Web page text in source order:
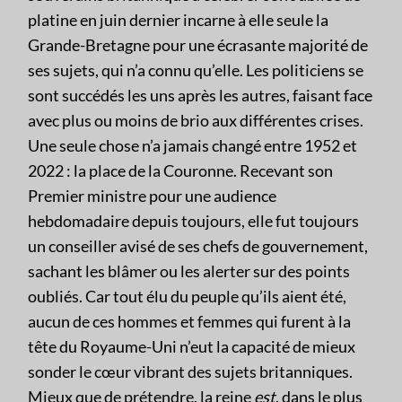
platine en juin dernier incarne à elle seule la
Grande-Bretagne pour une écrasante majorité de
ses sujets, qui n’a connu qu’elle. Les politiciens se
sont succédés les uns après les autres, faisant face
avec plus ou moins de brio aux différentes crises.
Une seule chose n’a jamais changé entre 1952 et
2022 : la place de la Couronne. Recevant son
Premier ministre pour une audience
hebdomadaire depuis toujours, elle fut toujours
un conseiller avisé de ses chefs de gouvernement,
sachant les blâmer ou les alerter sur des points
oubliés. Car tout élu du peuple qu’ils aient été,
aucun de ces hommes et femmes qui furent à la
tête du Royaume-Uni n’eut la capacité de mieux
sonder le cœur vibrant des sujets britanniques.
Mieux que de prétendre, la reineest, dans le plus